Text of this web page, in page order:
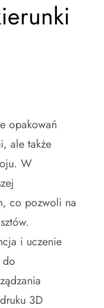
opakowań
ale także
W
co pozwoli na
i uczenie
do
3D